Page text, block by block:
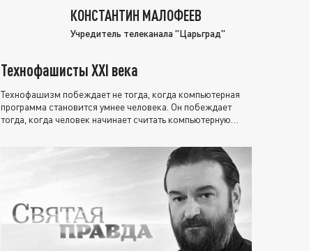
КОНСТАНТИН МАЛОФЕЕВ
Учредитель телеканала "Царьград"
Технофашисты XXI века
Технофашизм побеждает не тогда, когда компьютерная
программа становится умнее человека. Он побеждает
тогда, когда человек начинает считать компьютерную